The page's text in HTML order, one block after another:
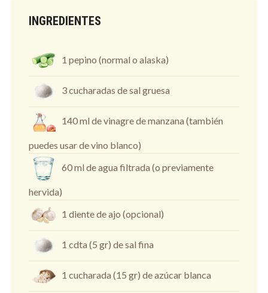
INGREDIENTES
1 pepino (normal o alaska)
3 cucharadas de sal gruesa
140 ml de vinagre de manzana (también
puedes usar de vino blanco)
60 ml de agua filtrada (o previamente
hervida)
1 diente de ajo (opcional)
1 cdta (5 gr) de sal fina
1 cucharada (15 gr) de azúcar blanca